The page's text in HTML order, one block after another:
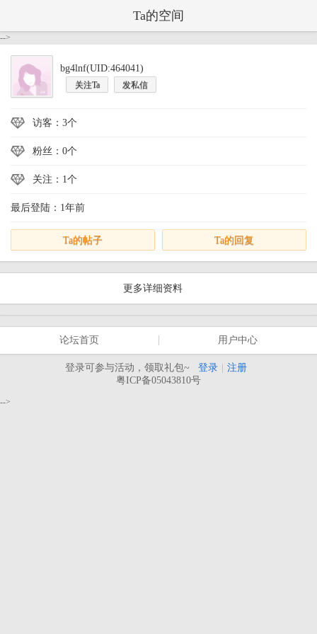
Ta的空间
-->
bg4lnf(UID:464041)
关注Ta 发私信
访客：3个
粉丝：0个
关注：1个
最后登陆：1年前
Ta的帖子 Ta的回复
更多详细资料
论坛首页 用户中心
登录可参与活动，领取礼包~ 登录
注册
粤ICP备05043810号
-->